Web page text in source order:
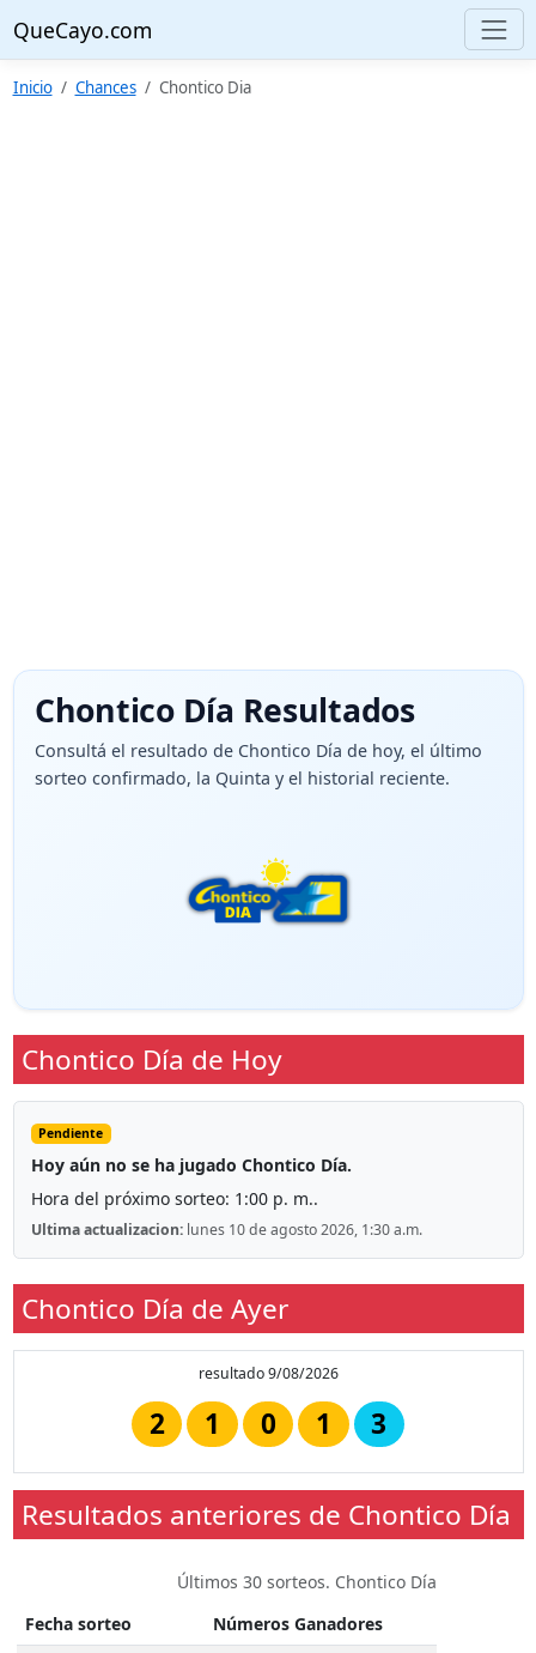
QueCayo.com
Inicio Chances Chontico Dia
Chontico Día Resultados
Consultá el resultado de Chontico Día de hoy, el último
sorteo confirmado, la Quinta y el historial reciente.
Chontico Día de Hoy
Pendiente
Hoy aún no se ha jugado Chontico Día.
Hora del próximo sorteo: 1:00 p. m..
Ultima actualizacion: lunes 10 de agosto 2026, 1:30 a.m.
Chontico Día de Ayer
resultado 9/08/2026
2 1 0 1 3
Resultados anteriores de Chontico Día
Últimos 30 sorteos. Chontico Día
Fecha sorteo
Números Ganadores